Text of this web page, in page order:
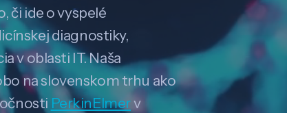
či ide o vyspelé
diagnostiky,
v oblasti IT. Naša
na slovenskom trhu ako
PerkinElmerv